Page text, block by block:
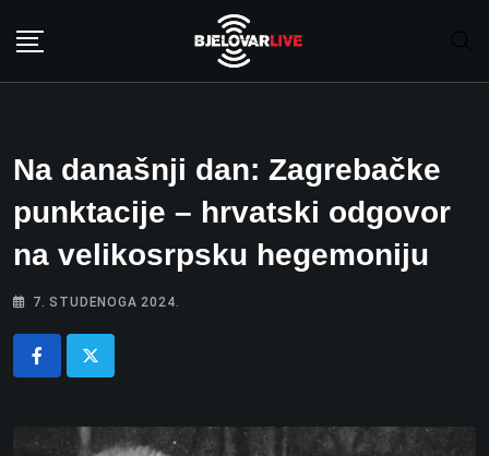
Na današnji dan: Zagrebačke
punktacije – hrvatski odgovor
na velikosrpsku hegemoniju
7. STUDENOGA 2024.